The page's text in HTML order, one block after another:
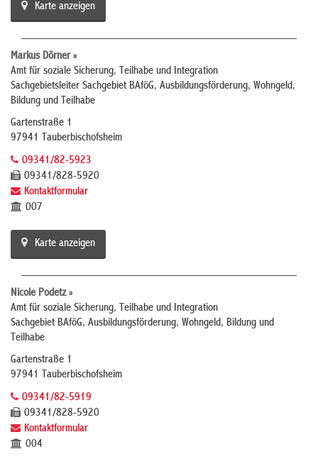
Karte anzeigen
Markus Dörner »
Amt für soziale Sicherung, Teilhabe und Integration
Sachgebietsleiter Sachgebiet BAföG, Ausbildungsförderung, Wohngeld,
Bildung und Teilhabe
Gartenstraße 1
97941 Tauberbischofsheim
09341/82-5923
09341/828-5920
Kontaktformular
007
Karte anzeigen
Nicole Podetz »
Amt für soziale Sicherung, Teilhabe und Integration
Sachgebiet BAföG, Ausbildungsförderung, Wohngeld, Bildung und
Teilhabe
Gartenstraße 1
97941 Tauberbischofsheim
09341/82-5919
09341/828-5920
Kontaktformular
004